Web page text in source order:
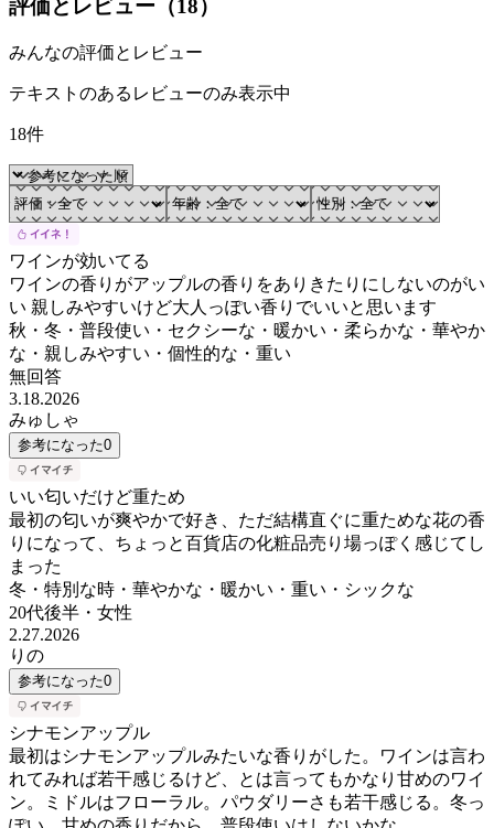
評価とレビュー（18）
みんなの評価とレビュー
テキストのあるレビューのみ表示中
18件
ワインが効いてる
ワインの香りがアップルの香りをありきたりにしないのがい
い 親しみやすいけど大人っぽい香りでいいと思います
秋・冬・普段使い・セクシーな・暖かい・柔らかな・華やか
な・親しみやすい・個性的な・重い
無回答
3.18.2026
みゅしゃ
参考になった0
いい匂いだけど重ため
最初の匂いが爽やかで好き、ただ結構直ぐに重ためな花の香
りになって、ちょっと百貨店の化粧品売り場っぽく感じてし
まった
冬・特別な時・華やかな・暖かい・重い・シックな
20代後半 ・ 女性
2.27.2026
りの
参考になった0
シナモンアップル
最初はシナモンアップルみたいな香りがした。ワインは言わ
れてみれば若干感じるけど、とは言ってもかなり甘めのワイ
ン。ミドルはフローラル。パウダリーさも若干感じる。冬っ